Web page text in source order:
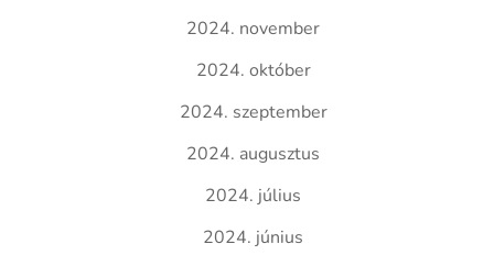
2024. november
2024. október
2024. szeptember
2024. augusztus
2024. július
2024. június